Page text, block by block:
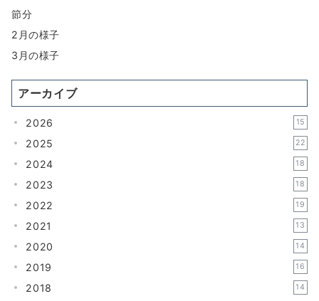
節分
2月の様子
3月の様子
アーカイブ
2026 15
2025 22
2024 18
2023 18
2022 19
2021 13
2020 14
2019 16
2018 14